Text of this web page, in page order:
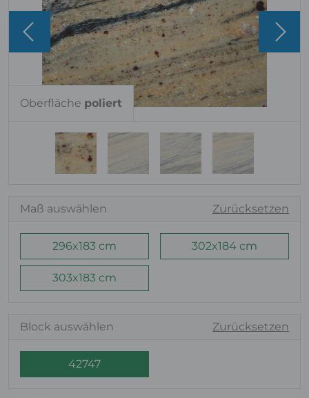
Oberfläche poliert
Maß auswählen Zurücksetzen
296x183 cm 302x184 cm
303x183 cm
Block auswählen Zurücksetzen
42747